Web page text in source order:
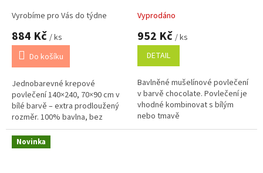
Vyrobíme pro Vás do týdne
884 Kč / ks
Do košíku
Jednobarevné krepové
povlečení 140×240, 70×90 cm v
bílé barvě – extra prodloužený
rozměr. 100% bavlna, bez
žehlení, česká výroba. Snadno
kombinovatelné s různými
barvami...
Vyprodáno
952 Kč / ks
DETAIL
Bavlněné mušelínové povlečení
v barvě chocolate. Povlečení je
vhodné kombinovat s bílým
nebo tmavě
hnědým prostěradlem. Rozměr
Novinka